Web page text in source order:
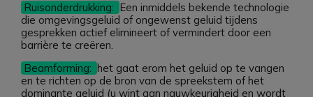
Ruisonderdrukking: Een inmiddels bekende technologie
die omgevingsgeluid of ongewenst geluid tijdens
gesprekken actief elimineert of vermindert door een
barrière te creëren.
Beamforming: het gaat erom het geluid op te vangen
en te richten op de bron van de spreekstem of het
dominante geluid (u wint aan nauwkeurigheid en wordt